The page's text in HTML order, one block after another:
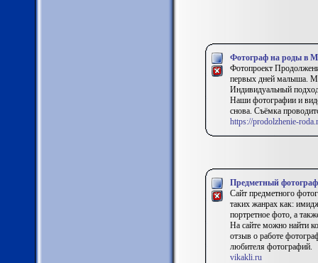
Фотограф на роды в
Фотопроект
первых дней малыша.
Индивидуальный
Наши фотографии и
снова. Съёмка
https://prodolzhenie-
Предметный
Сайт предметного
таких жанрах как:
портретное фото, а
На сайте можно найти
отзыв о работе
любителя фотографий.
vikakli.ru